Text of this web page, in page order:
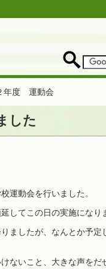
年度 運動会
した
運動会を行いました。
してこの日の実施になり
ましたが、なんとか予定
ないこと、大きな声をだ